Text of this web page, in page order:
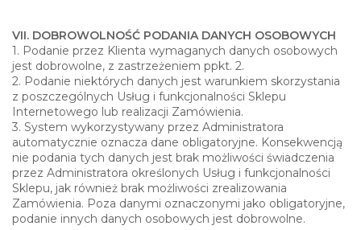
VII. DOBROWOLNOŚĆ PODANIA DANYCH OSOBOWYCH
1. Podanie przez Klienta wymaganych danych osobowych
jest dobrowolne, z zastrzeżeniem ppkt. 2.
2. Podanie niektórych danych jest warunkiem skorzystania
z poszczególnych Usług i funkcjonalności Sklepu
Internetowego lub realizacji Zamówienia.
3. System wykorzystywany przez Administratora
automatycznie oznacza dane obligatoryjne. Konsekwencją
nie podania tych danych jest brak możliwości świadczenia
przez Administratora określonych Usług i funkcjonalności
Sklepu, jak również brak możliwości zrealizowania
Zamówienia. Poza danymi oznaczonymi jako obligatoryjne,
podanie innych danych osobowych jest dobrowolne.